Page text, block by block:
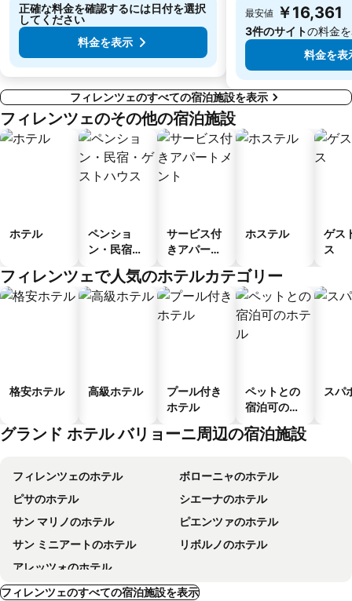
正確な料金を確認するには日付を選択
してください
料金を表示
最安値 ￥16,361
3件のサイトの料金
料金を表
フィレンツェのすべての宿泊施設を表示
フィレンツェのその他の宿泊施設
ホテル
ペンショ
ン・民宿・
ス
サービス付
きアパート
ホステル
ゲス
ス
フィレンツェで人気のホテルカテゴリー
格安ホテル 高級ホテル
プール付き
ホテル
ペットとの
宿泊可のホ
テル
スパ
グランド ホテル バリョーニ周辺の宿泊施設
フィレンツェのホテル
ボローニャのホテル
ピサのホテル
シエーナのホテル
サン マリノのホテル
ピエンツァのホテル
サン ミニアートのホテル
リボルノのホテル
アレッツォのホテル
フィレンツェのすべての宿泊施設を表示